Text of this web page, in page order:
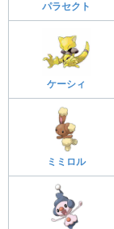
パラセクト
ケーシィ
ミミロル